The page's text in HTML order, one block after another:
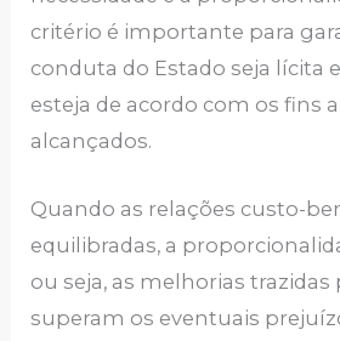
critério é importante para
conduta do Estado seja lícita
esteja de acordo com os fins
alcançados.
Quando as relações custo-
equilibradas, a
ou seja, as melhorias trazidas
superam os eventuais